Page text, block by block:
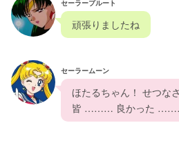
セーラープルート
  頑張りましたね
セーラームーン
ほたるちゃん！ せつな
皆 ……… 良かった